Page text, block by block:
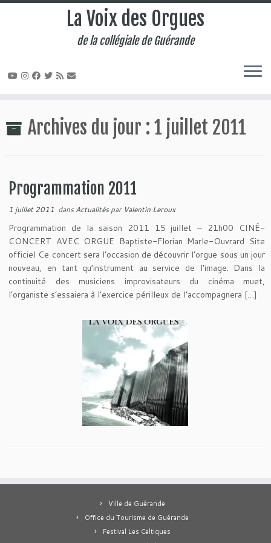
au
contenu
La Voix des Orgues
de la collégiale de Guérande
Archives du jour : 1 juillet 2011
Programmation 2011
1 juillet 2011 dans Actualitéspar Valentin Leroux
Programmation de la saison 2011 15 juillet – 21h00 CINÉ-
CONCERT AVEC ORGUE Baptiste-Florian Marle-Ouvrard Site
officiel Ce concert sera l’occasion de découvrir l’orgue sous un jour
nouveau, en tant qu’instrument au service de l’image. Dans la
continuité des musiciens improvisateurs du cinéma muet,
l’organiste s’essaiera à l’exercice périlleux de l’accompagnera […]
Ville de Guérande
Office du Tourisme de Guérande
Festival Les Celtiques